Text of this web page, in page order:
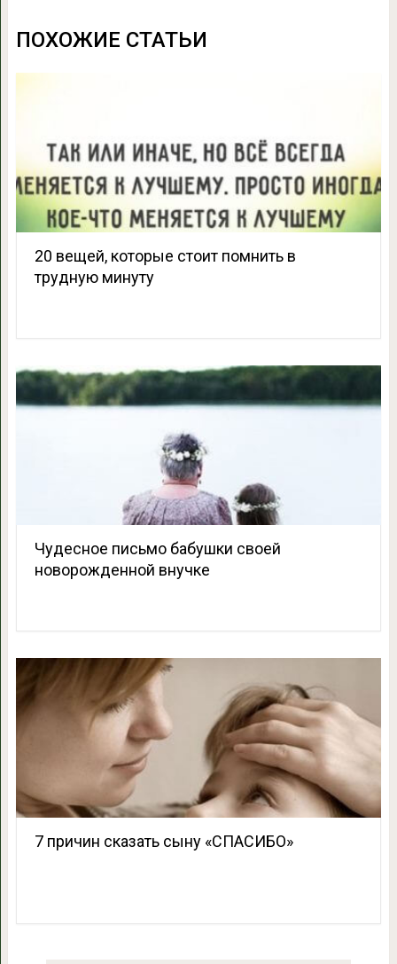
ПОХОЖИЕ СТАТЬИ
20 вещей, которые стоит помнить в
трудную минуту
Чудесное письмо бабушки своей
новорожденной внучке
7 причин сказать сыну «СПАСИБО»